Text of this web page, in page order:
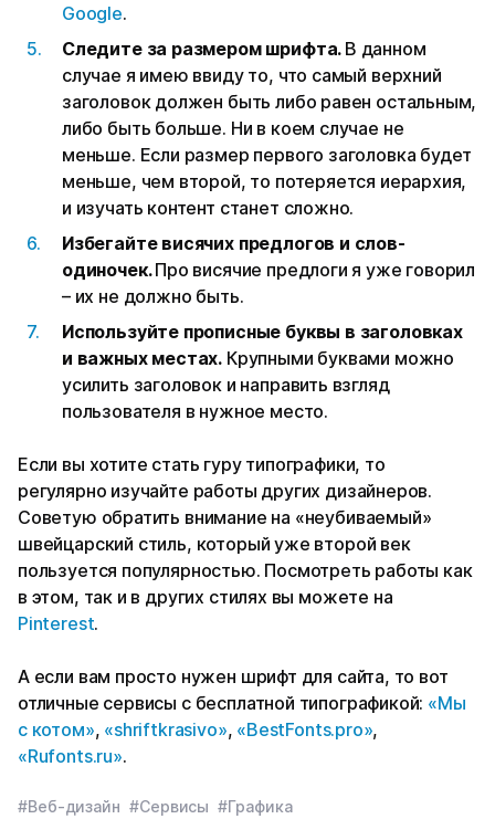
Google.
Следите за размером шрифта. В данном
случае я имею ввиду то, что самый верхний
заголовок должен быть либо равен остальным,
либо быть больше. Ни в коем случае не
меньше. Если размер первого заголовка будет
меньше, чем второй, то потеряется иерархия,
и изучать контент станет сложно.
Избегайте висячих предлогов и слов-
одиночек.Про висячие предлоги я уже говорил
– их не должно быть.
Используйте прописные буквы в заголовках
и важных местах. Крупными буквами можно
усилить заголовок и направить взгляд
пользователя в нужное место.
Если вы хотите стать гуру типографики, то
регулярно изучайте работы других дизайнеров.
Советую обратить внимание на «неубиваемый»
швейцарский стиль, который уже второй век
пользуется популярностью. Посмотреть работы как
в этом, так и в других стилях вы можете на
Pinterest.
А если вам просто нужен шрифт для сайта, то вот
отличные сервисы с бесплатной типографикой: «Мы
с котом», «shriftkrasivo», «BestFonts.pro»,
«Rufonts.ru».
#Веб-дизайн #Сервисы #Графика